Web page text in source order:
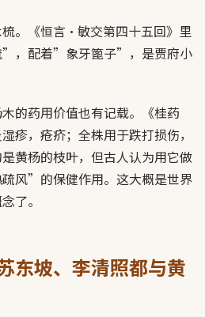
梳。《恒言·敏交第四十五回》里
”，配着”象牙篦子”，是贾府小
的药用价值也有记载。《桂药
疹，疮疥；全株用于跌打损伤，
杨的枝叶，但古人认为用它做
风”的保健作用。这大概是世界
了。
东坡、李清照都与黄